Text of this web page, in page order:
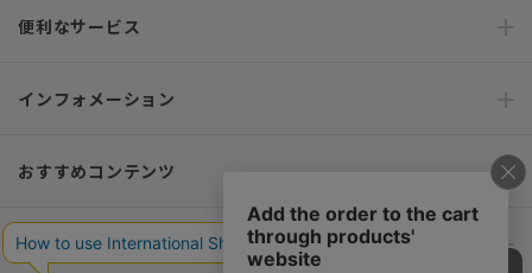
便利なサービス
インフォメーション
おすすめコンテンツ
ポリシー・企業情報